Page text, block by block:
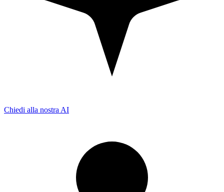
Chiedi alla nostra AI